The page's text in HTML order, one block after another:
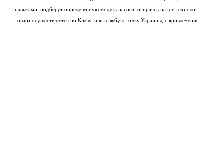
навыками, подберут определенную модель насоса, опираясь на все
товара осуществляется по Киеву, или в любую точку Украины, с